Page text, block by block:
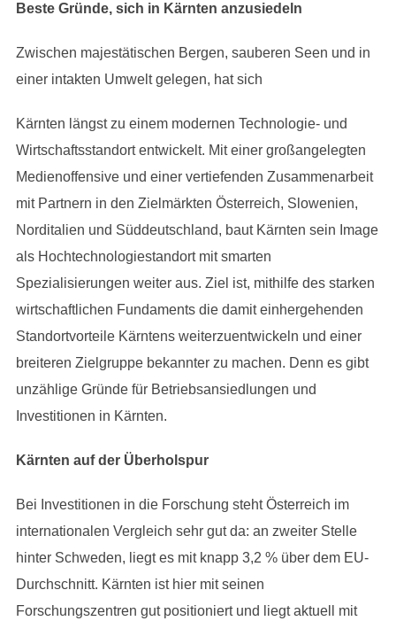
Beste Gründe, sich in Kärnten anzusiedeln
Zwischen majestätischen Bergen, sauberen Seen und in
einer intakten Umwelt gelegen, hat sich
Kärnten längst zu einem modernen Technologie- und
Wirtschaftsstandort entwickelt. Mit einer großangelegten
Medienoffensive und einer vertiefenden Zusammenarbeit
mit Partnern in den Zielmärkten Österreich, Slowenien,
Norditalien und Süddeutschland, baut Kärnten sein Image
als Hochtechnologiestandort mit smarten
Spezialisierungen weiter aus. Ziel ist, mithilfe des starken
wirtschaftlichen Fundaments die damit einhergehenden
Standortvorteile Kärntens weiterzuentwickeln und einer
breiteren Zielgruppe bekannter zu machen. Denn es gibt
unzählige Gründe für Betriebsansiedlungen und
Investitionen in Kärnten.
Kärnten auf der Überholspur
Bei Investitionen in die Forschung steht Österreich im
internationalen Vergleich sehr gut da: an zweiter Stelle
hinter Schweden, liegt es mit knapp 3,2 % über dem EU-
Durchschnitt. Kärnten ist hier mit seinen
Forschungszentren gut positioniert und liegt aktuell mit